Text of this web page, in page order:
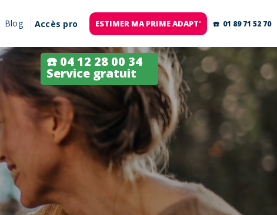
Blog Accès pro ESTIMER MA PRIME ADAPT' ☎️ 01 89 71 52 70
☎️ 04 12 28 00 34
Service gratuit